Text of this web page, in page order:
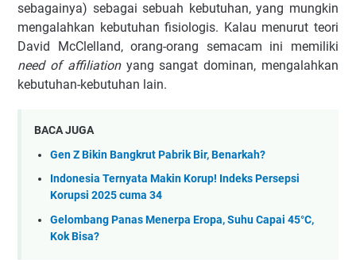
sebagainya) sebagai sebuah kebutuhan, yang mungkin
mengalahkan kebutuhan fisiologis. Kalau menurut teori
David McClelland, orang-orang semacam ini memiliki
need of affiliationyang sangat dominan, mengalahkan
kebutuhan-kebutuhan lain.
BACA JUGA
Gen Z Bikin Bangkrut Pabrik Bir, Benarkah?
Indonesia Ternyata Makin Korup! Indeks Persepsi
Korupsi 2025 cuma 34
Gelombang Panas Menerpa Eropa, Suhu Capai 45°C,
Kok Bisa?